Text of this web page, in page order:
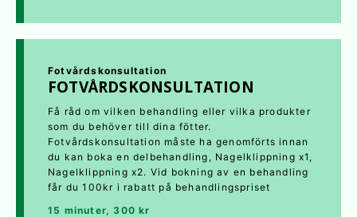
Fotvårdskonsultation
FOTVÅRDSKONSULTATION
Få råd om vilken behandling eller vilka produkter
som du behöver till dina fötter.
Fotvårdskonsultation måste ha genomförts innan
du kan boka en delbehandling, Nagelklippning x1,
Nagelklippning x2. Vid bokning av en behandling
får du 100kr i rabatt på behandlingspriset
15 minuter, 300 kr